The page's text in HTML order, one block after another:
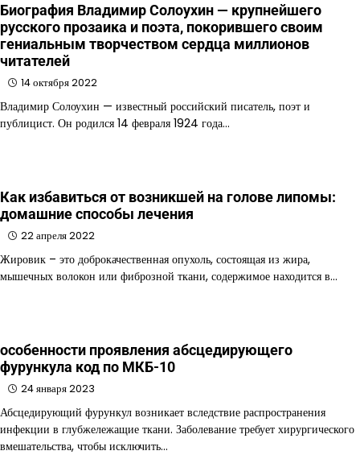
Биография Владимир Солоухин — крупнейшего
русского прозаика и поэта, покорившего своим
гениальным творчеством сердца миллионов
читателей
14 октября 2022
Владимир Солоухин — известный российский писатель, поэт и
публицист. Он родился 14 февраля 1924 года…
Как избавиться от возникшей на голове липомы:
домашние способы лечения
22 апреля 2022
Жировик – это доброкачественная опухоль, состоящая из жира,
мышечных волокон или фиброзной ткани, содержимое находится в…
особенности проявления абсцедирующего
фурункула код по МКБ-10
24 января 2023
Абсцедирующий фурункул возникает вследствие распространения
инфекции в глубжележащие ткани. Заболевание требует хирургического
вмешательства, чтобы исключить…